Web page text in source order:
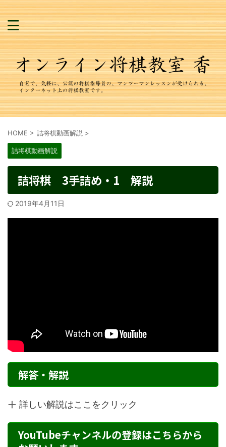
HOME > 詰将棋動画解説 >
詰将棋動画解説
詰将棋 3手詰め・1 解説
2019年4月11日
解答・解説
詳しい解説はここをクリック
YouTubeチャンネルの登録はこちらから